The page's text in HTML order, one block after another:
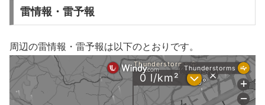
雷情報・雷予報
周辺の雷情報・雷予報は以下のとおりです。